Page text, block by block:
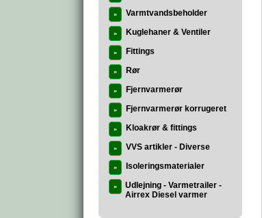
» Varmtvandsbeholder
» Kuglehaner & Ventiler
» Fittings
» Rør
» Fjernvarmerør
» Fjernvarmerør korrugeret
» Kloakrør & fittings
» VVS artikler - Diverse
» Isoleringsmaterialer
»
Udlejning - Varmetrailer -
Airrex Diesel varmer